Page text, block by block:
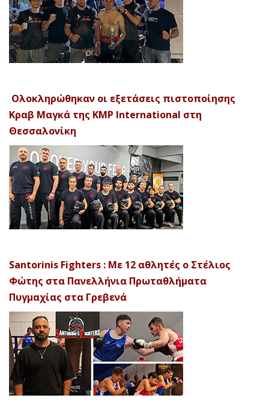
Ολοκληρώθηκαν οι εξετάσεις πιστοποίησης
Κραβ Μαγκά της KMP International στη
Θεσσαλονίκη
Santorinis Fighters : Με 12 αθλητές ο Στέλιος
Φώτης στα Πανελλήνια Πρωταθλήματα
Πυγμαχίας στα Γρεβενά